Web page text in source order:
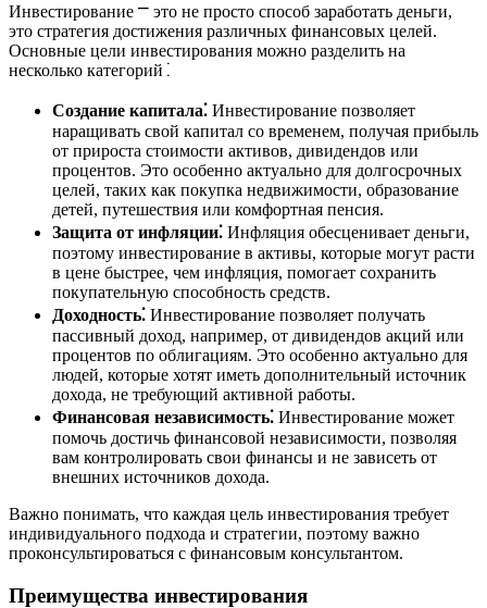
Инвестирование ⎻ это не просто способ заработать деньги,
это стратегия достижения различных финансовых целей.
Основные цели инвестирования можно разделить на
несколько категорий⁚
Создание капитала⁚ Инвестирование позволяет
наращивать свой капитал со временем, получая прибыль
от прироста стоимости активов, дивидендов или
процентов. Это особенно актуально для долгосрочных
целей, таких как покупка недвижимости, образование
детей, путешествия или комфортная пенсия.
Защита от инфляции⁚ Инфляция обесценивает деньги,
поэтому инвестирование в активы, которые могут расти
в цене быстрее, чем инфляция, помогает сохранить
покупательную способность средств.
Доходность⁚ Инвестирование позволяет получать
пассивный доход, например, от дивидендов акций или
процентов по облигациям. Это особенно актуально для
людей, которые хотят иметь дополнительный источник
дохода, не требующий активной работы.
Финансовая независимость⁚ Инвестирование может
помочь достичь финансовой независимости, позволяя
вам контролировать свои финансы и не зависеть от
внешних источников дохода.
Важно понимать, что каждая цель инвестирования требует
индивидуального подхода и стратегии, поэтому важно
проконсультироваться с финансовым консультантом.
Преимущества инвестирования